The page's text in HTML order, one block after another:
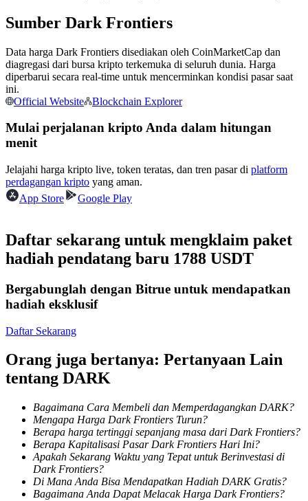
Bergabunglah dengan pedagang top
Menjadi Pedagang Salinan
Informasi
Analisis data besar termasuk info perdagangan, dll.
Sumber Dark Frontiers
Data harga Dark Frontiers disediakan oleh CoinMarketCap dan
diagregasi dari bursa kripto terkemuka di seluruh dunia. Harga
diperbarui secara real-time untuk mencerminkan kondisi pasar saat
ini.
Official Website
Blockchain Explorer
Mulai perjalanan kripto Anda dalam hitungan
menit
Jelajahi harga kripto live, token teratas, dan tren pasar di platform
perdagangan kripto yang aman.
App Store
Google Play
Daftar sekarang untuk mengklaim paket
hadiah pendatang baru 1788 USDT
Bergabunglah dengan Bitrue untuk mendapatkan
hadiah eksklusif
Daftar Sekarang
Orang juga bertanya: Pertanyaan Lain
tentang DARK
Bagaimana Cara Membeli dan Memperdagangkan DARK?
Mengapa Harga Dark Frontiers Turun?
Berapa harga tertinggi sepanjang masa dari Dark Frontiers?
Berapa Kapitalisasi Pasar Dark Frontiers Hari Ini?
Apakah Sekarang Waktu yang Tepat untuk Berinvestasi di
Dark Frontiers?
Di Mana Anda Bisa Mendapatkan Hadiah DARK Gratis?
Bagaimana Anda Dapat Melacak Harga Dark Frontiers?